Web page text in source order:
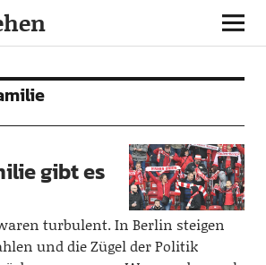
gibt es
turbulent. In Berlin steigen
und die Zügel der Politik